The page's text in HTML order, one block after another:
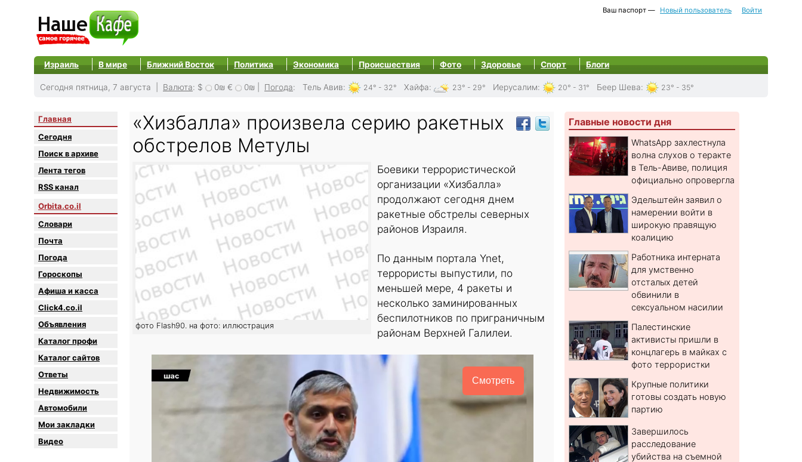
Ваш паспорт — Новый пользователь Войти
Израиль В мире Ближний Восток Политика Экономика Происшествия Фото Здоровье Спорт Блоги
Сегодня пятница, 7 августа | Валюта: $ 0₪ € 0₪ Погода: Тель Авив: 24° - 32° Хайфа: 23° - 29° Иерусалим: 20° - 31° Беер Шева: 23° - 35°
Главная
Сегодня
Поиск в архиве
Лента тегов
RSS канал
Orbita.co.il
Словари
Почта
Погода
Гороскопы
Афиша и касса
Click4.co.il
Объявления
Каталог профи
Каталог сайтов
Oтветы
Недвижимость
Автомобили
Мои закладки
Видео
«Хизбалла» произвела серию ракетных
обстрелов Метулы
фото Flash90. на фото: иллюстрация
Боевики террористической
организации «Хизбалла»
продолжают сегодня днем
ракетные обстрелы северных
районов Израиля.
По данным портала Ynet,
террористы выпустили, по
меньшей мере, 4 ракеты и
несколько заминированных
беспилотников по приграничным
районам Верхней Галилеи.
Смотреть
Главные новости дня
WhatsApp захлестнула
волна слухов о теракте
в Тель-Авиве, полиция
официально опровергла
Эдельштейн заявил о
намерении войти в
широкую правящую
коалицию
Работника интерната
для умственно
отсталых детей
обвинили в
сексуальном насилии
Палестинские
активисты пришли в
концлагерь в майках с
фото террористки
Крупные политики
готовы создать новую
партию
Завершилось
расследование
убийства на съемной